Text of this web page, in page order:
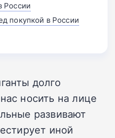
России
покупкой в России
долго
носить на лице
развивают
иной